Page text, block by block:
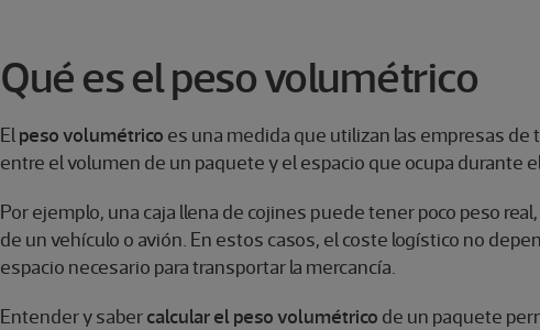
Qué es el peso volumétrico
Elpeso volumétrico es una medida que utilizan las empresas de
entre el volumen de un paquete y el espacio que ocupa durante
Por ejemplo, una caja llena de cojines puede tener poco peso
de un vehículo o avión. En estos casos, el coste logístico no
espacio necesario para transportar la mercancía.
Entender y sabercalcular el peso volumétrico de un paquete